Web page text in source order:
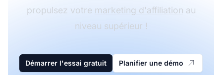
propulsez votre marketing d'affiliation au
niveau supérieur !
Démarrer l'essai gratuit Planifier une démo